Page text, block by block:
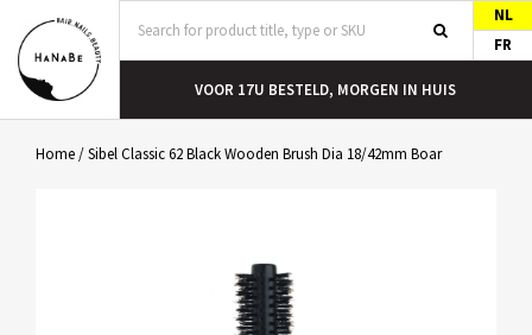
NL
FR
VOOR 17U BESTELD, MORGEN IN HUIS
Home/Sibel Classic 62 Black Wooden Brush Dia 18/42mm Boar